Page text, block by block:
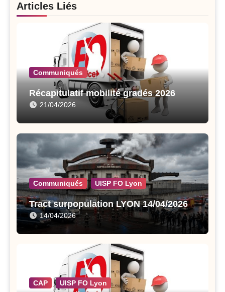
Articles Liés
Communiqués
Récapitulatif mobilité gradés 2026
21/04/2026
Communiqués UISP FO Lyon
Tract surpopulation LYON 14/04/2026
14/04/2026
CAP UISP FO Lyon